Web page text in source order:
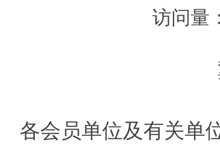
访问量
各会员单位及有关单